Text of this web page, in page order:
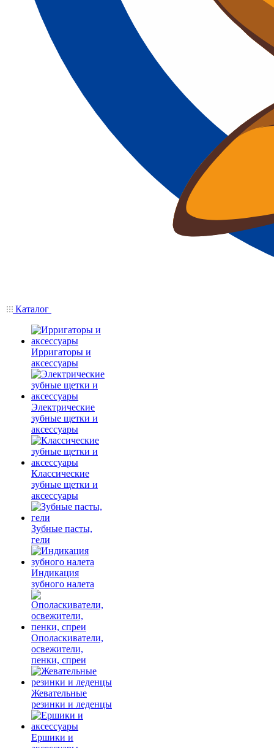
Каталог
Ирригаторы и
аксессуары
Электрические
зубные щетки и
аксессуары
Классические
зубные щетки и
аксессуары
Зубные пасты,
гели
Индикация
зубного налета
Ополаскиватели,
освежители,
пенки, спреи
Жевательные
резинки и леденцы
Ершики и